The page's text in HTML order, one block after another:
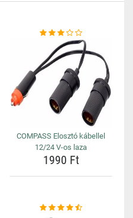
COMPASS Elosztó kábellel
12/24 V-os laza
1990 Ft